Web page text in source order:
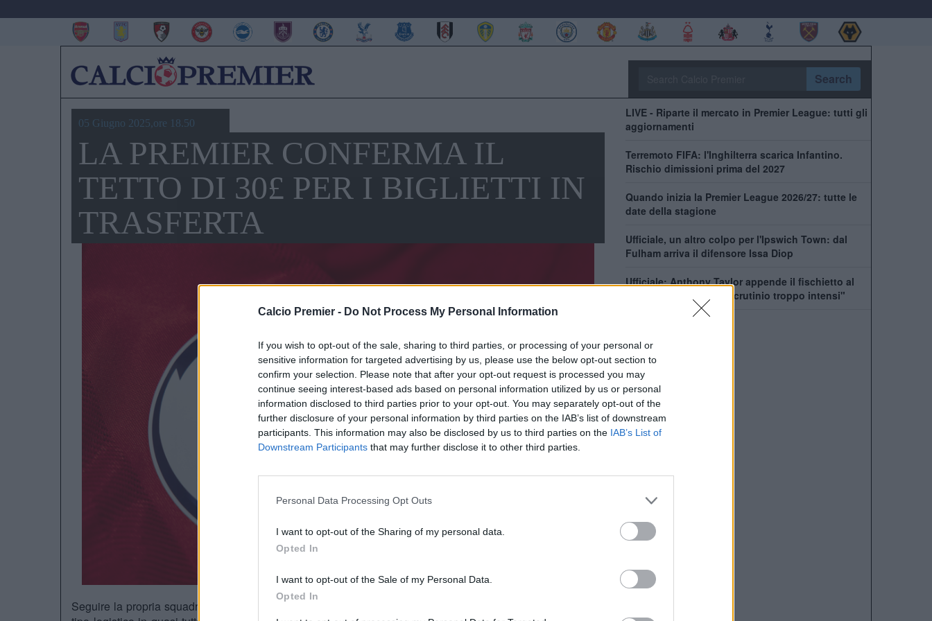
Calcio Premier - Do Not Process My Personal Information
If you wish to opt-out of the sale, sharing to third parties, or processing of your personal or
sensitive information for targeted advertising by us, please use the below opt-out section to
confirm your selection. Please note that after your opt-out request is processed you may
continue seeing interest-based ads based on personal information utilized by us or personal
information disclosed to third parties prior to your opt-out. You may separately opt-out of the
further disclosure of your personal information by third parties on the IAB’s list of downstream
participants. This information may also be disclosed by us to third parties on the IAB’s List of
Downstream Participants that may further disclose it to other third parties.
Personal Data Processing Opt Outs
I want to opt-out of the Sharing of my personal data.
Opted In
I want to opt-out of the Sale of my Personal Data.
Opted In
Search
05 Giugno 2025,ore 18.50
LA PREMIER CONFERMA IL
TETTO DI 30£ PER I BIGLIETTI IN
TRASFERTA
Seguire la propria squadra del cuore è un impegno non da poco per i vari tifosi. Oltre alle problematiche di
LIVE - Riparte il mercato in Premier League: tutti gli
aggiornamenti
Terremoto FIFA: l'Inghilterra scarica Infantino.
Rischio dimissioni prima del 2027
Quando inizia la Premier League 2026/27: tutte le
date della stagione
Ufficiale, un altro colpo per l'Ipswich Town: dal
Fulham arriva il difensore Issa Diop
Ufficiale: Anthony Taylor appende il fischietto al
chiodo: "Pressione e scrutinio troppo intensi"